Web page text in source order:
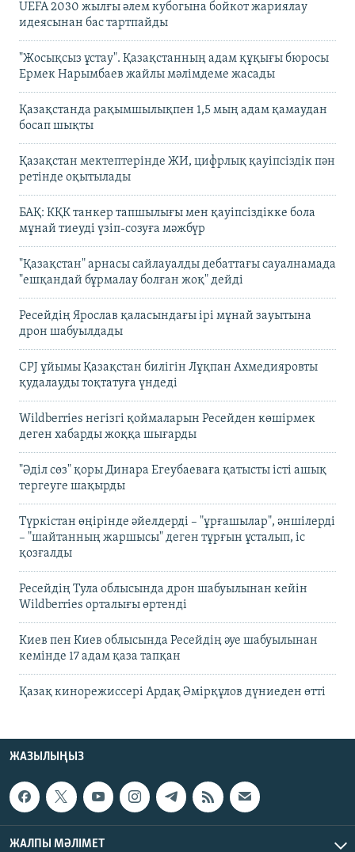
UEFA 2030 жылғы әлем кубогына бойкот жариялау
идеясынан бас тартпайды
"Жосықсыз ұстау". Қазақстанның адам құқығы бюросы
Ермек Нарымбаев жайлы мәлімдеме жасады
Қазақстанда рақымшылықпен 1,5 мың адам қамаудан
босап шықты
Қазақстан мектептерінде ЖИ, цифрлық қауіпсіздік пән
ретінде оқытылады
БАҚ: КҚК танкер тапшылығы мен қауіпсіздікке бола
мұнай тиеуді үзіп-созуға мәжбүр
"Қазақстан" арнасы сайлауалды дебаттағы сауалнамада
"ешқандай бұрмалау болған жоқ" дейді
Ресейдің Ярослав қаласындағы ірі мұнай зауытына
дрон шабуылдады
CPJ ұйымы Қазақстан билігін Лұқпан Ахмедияровты
қудалауды тоқтатуға үндеді
Wildberries негізгі қоймаларын Ресейден көшірмек
деген хабарды жоққа шығарды
"Әділ сөз" қоры Динара Егеубаеваға қатысты істі ашық
тергеуге шақырды
Түркістан өңірінде әйелдерді – "ұрғашылар", әншілерді
– "шайтанның жаршысы" деген тұрғын ұсталып, іс
қозғалды
Ресейдің Тула облысында дрон шабуылынан кейін
Wildberries орталығы өртенді
Киев пен Киев облысында Ресейдің әуе шабуылынан
кемінде 17 адам қаза тапқан
Қазақ кинорежиссері Ардақ Әмірқұлов дүниеден өтті
ЖАЗЫЛЫҢЫЗ
ЖАЛПЫ МӘЛІМЕТ